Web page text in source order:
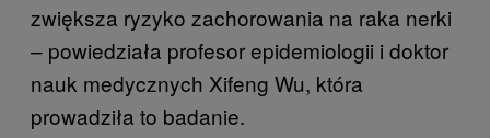
zwiększa ryzyko zachorowania na raka nerki
– powiedziała profesor epidemiologii i doktor
nauk medycznych Xifeng Wu, która
prowadziła to badanie.